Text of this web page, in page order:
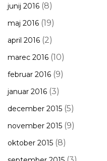
junij 2016 (8)
maj 2016 (19)
april 2016 (2)
marec 2016 (10)
februar 2016 (9)
januar 2016 (3)
december 2015 (5)
november 2015 (9)
oktober 2015 (8)